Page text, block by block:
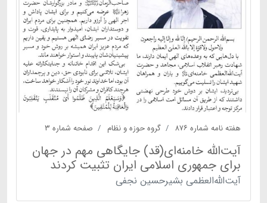
هفته نامه شماره ۸۷۶ گروه حوزه و نظام صفحه شماره ۳
آیت‌الله خامنه‌ای(قد) جایگاهی مهم در جهان
برای جمهوری اسلامی ایران تثبیت کردند
آیت‌الله‌العظمی بشیرحسین نجفی